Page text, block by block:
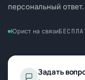
персональный ответ.
Юрист на связи
Задать